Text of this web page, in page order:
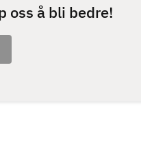
oss å bli bedre!